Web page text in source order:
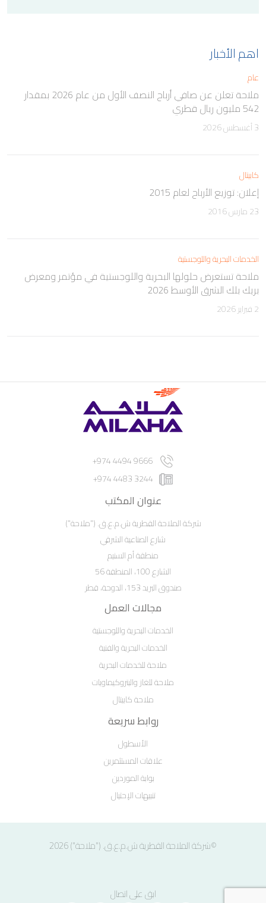
اهم الأخبار
عام
ملاحة تعلن عن صافي أرباح النصف الأول من عام 2026 بمقدار
542 مليون ريال قطري
3 أغسطس 2026
كابيتال
إعلان: توزيع الأرباح لعام 2015
23 مارس 2016
الخدمات البحرية واللوجستية
ملاحة تستعرض حلولها البحرية واللوجستية في مؤتمر ومعرض
بريك بلك الشرق الأوسط 2026
2 فبراير 2026
9666 4494 974+
3244 4483 974+
عنوان المكتب
شركة الملاحة القطرية ش.م.ع.ق. ("ملاحة")
شارع الصناعية الشرقي
منطقة أم السنيم
الشارع 100، المنطقة 56
صندوق البريد 153، الدوحة، قطر
مجالات العمل
الخدمات البحرية واللوجستية
الخدمات البحرية والفنية
ملاحة للخدمات البحرية
ملاحة للغاز والبتروكيماويات
ملاحة كابيتال
روابط سريعة
الأسطول
علاقات المستثمرين
بوابة الموردين
تنبيهات الإحتيال
©شركة الملاحة القطرية ش.م.ع.ق. ("ملاحة") 2026
ابق على اتصال